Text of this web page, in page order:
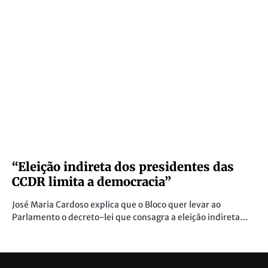
“Eleição indireta dos presidentes das
CCDR limita a democracia”
José Maria Cardoso explica que o Bloco quer levar ao
Parlamento o decreto-lei que consagra a eleição indireta…